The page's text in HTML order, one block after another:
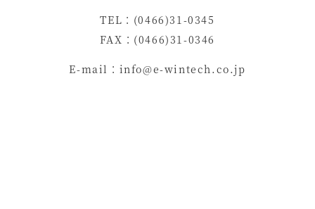
TEL：(0466)31-0345
FAX：(0466)31-0346
E-mail：info@e-wintech.co.jp